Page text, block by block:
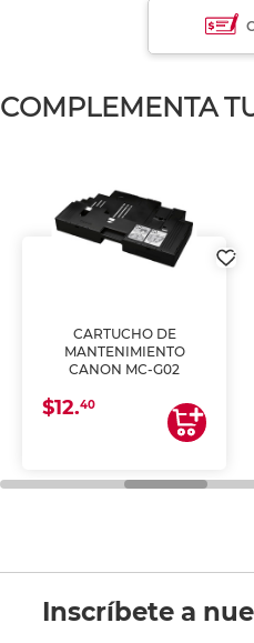
COMPLEMENTA
CARTUCHO DE
MANTENIMIENTO
CANON MC-G02
$12.40
Inscríbete a